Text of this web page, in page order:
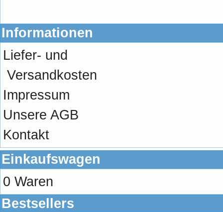
Informationen
Liefer- und
Versandkosten
Impressum
Unsere AGB
Kontakt
Einkaufswagen
0 Waren
Bestsellers